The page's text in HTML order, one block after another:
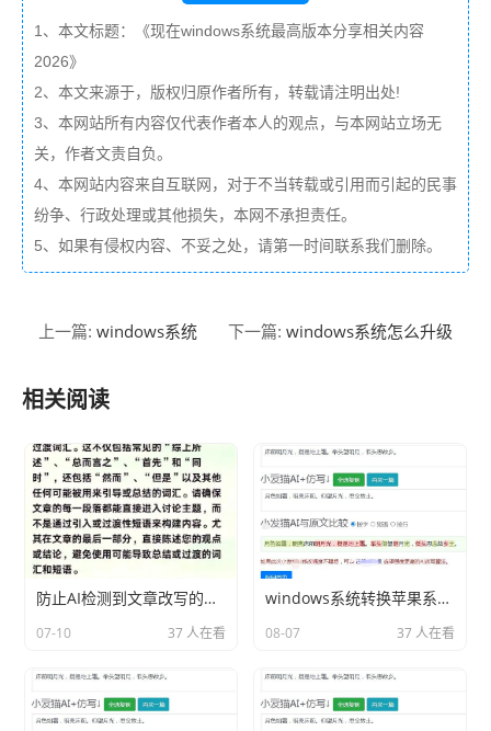
1、本文标题：《现在windows系统最高版本分享相关内容
2026》
2、本文来源于，版权归原作者所有，转载请注明出处!
3、本网站所有内容仅代表作者本人的观点，与本网站立场无
关，作者文责自负。
4、本网站内容来自互联网，对于不当转载或引用而引起的民事
纷争、行政处理或其他损失，本网不承担责任。
5、如果有侵权内容、不妥之处，请第一时间联系我们删除。
上一篇: windows系统 下一篇: windows系统怎么升级
相关阅读
防止AI检测到文章改写的技巧
07-10 37 人在看
windows系统转换苹果系统按什么键分享相关内容2026
08-07 37 人在看